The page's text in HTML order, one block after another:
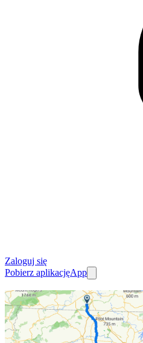
Zaloguj się
Pobierz aplikacjęApp